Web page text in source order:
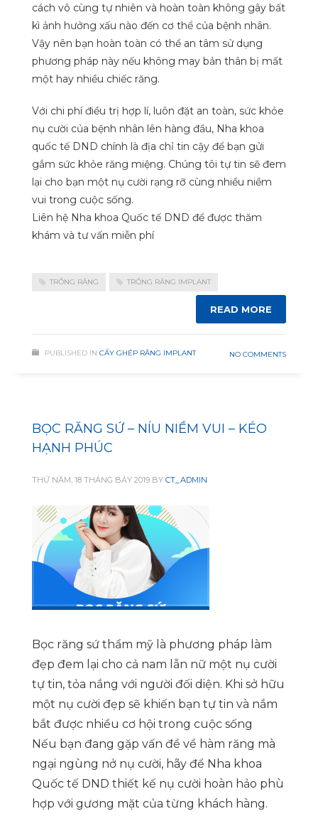
cách vô cùng tự nhiên và hoàn toàn không gây bất
kì ảnh hưởng xấu nào đến cơ thể của bệnh nhân.
Vậy nên bạn hoàn toàn có thể an tâm sử dụng
phương pháp này nếu không may bản thân bị mất
một hay nhiều chiếc răng.
Với chi phí điều trị hợp lí, luôn đặt an toàn, sức khỏe
nụ cười của bệnh nhân lên hàng đầu, Nha khoa
quốc tế DND chính là địa chỉ tin cậy để bạn gửi
gắm sức khỏe răng miệng. Chúng tôi tự tin sẽ đem
lại cho bạn một nụ cười rạng rỡ cùng nhiều niềm
vui trong cuộc sống.
Liên hệ Nha khoa Quốc tế DND để được thăm
khám và tư vấn miễn phí
TRỒNG RĂNG TRỒNG RĂNG IMPLANT
READ MORE
PUBLISHED IN CẤY GHÉP RĂNG IMPLANT NO COMMENTS
BỌC RĂNG SỨ – NÍU NIỀM VUI – KÉO
HẠNH PHÚC
THỨ NĂM, 18 THÁNG BẢY 2019 BY CT_ADMIN
Bọc răng sứ thẩm mỹ là phương pháp làm
đẹp đem lại cho cả nam lẫn nữ một nụ cười
tự tin, tỏa nắng với người đối diện. Khi sở hữu
một nụ cười đẹp sẽ khiến bạn tự tin và nắm
bắt được nhiều cơ hội trong cuộc sống
Nếu bạn đang gặp vấn đề về hàm răng mà
ngại ngùng nở nụ cười, hãy để Nha khoa
Quốc tế DND thiết kế nụ cười hoàn hảo phù
hợp với gương mặt của từng khách hàng.